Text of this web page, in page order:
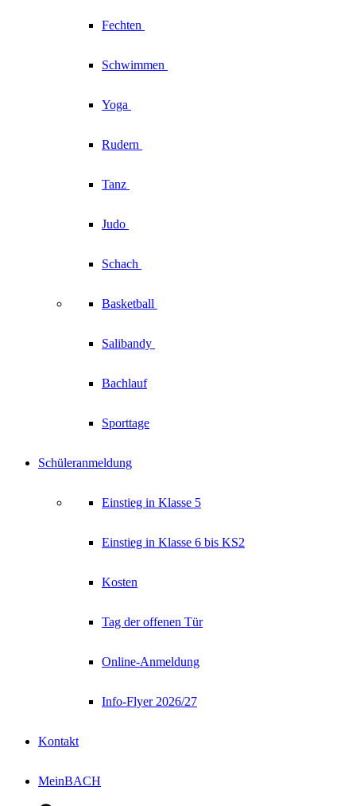
Fechten
Schwimmen
Yoga
Rudern
Tanz
Judo
Schach
Basketball
Salibandy
Bachlauf
Sporttage
Schüleranmeldung
Einstieg in Klasse 5
Einstieg in Klasse 6 bis KS2
Kosten
Tag der offenen Tür
Online-Anmeldung
Info-Flyer 2026/27
Kontakt
MeinBACH